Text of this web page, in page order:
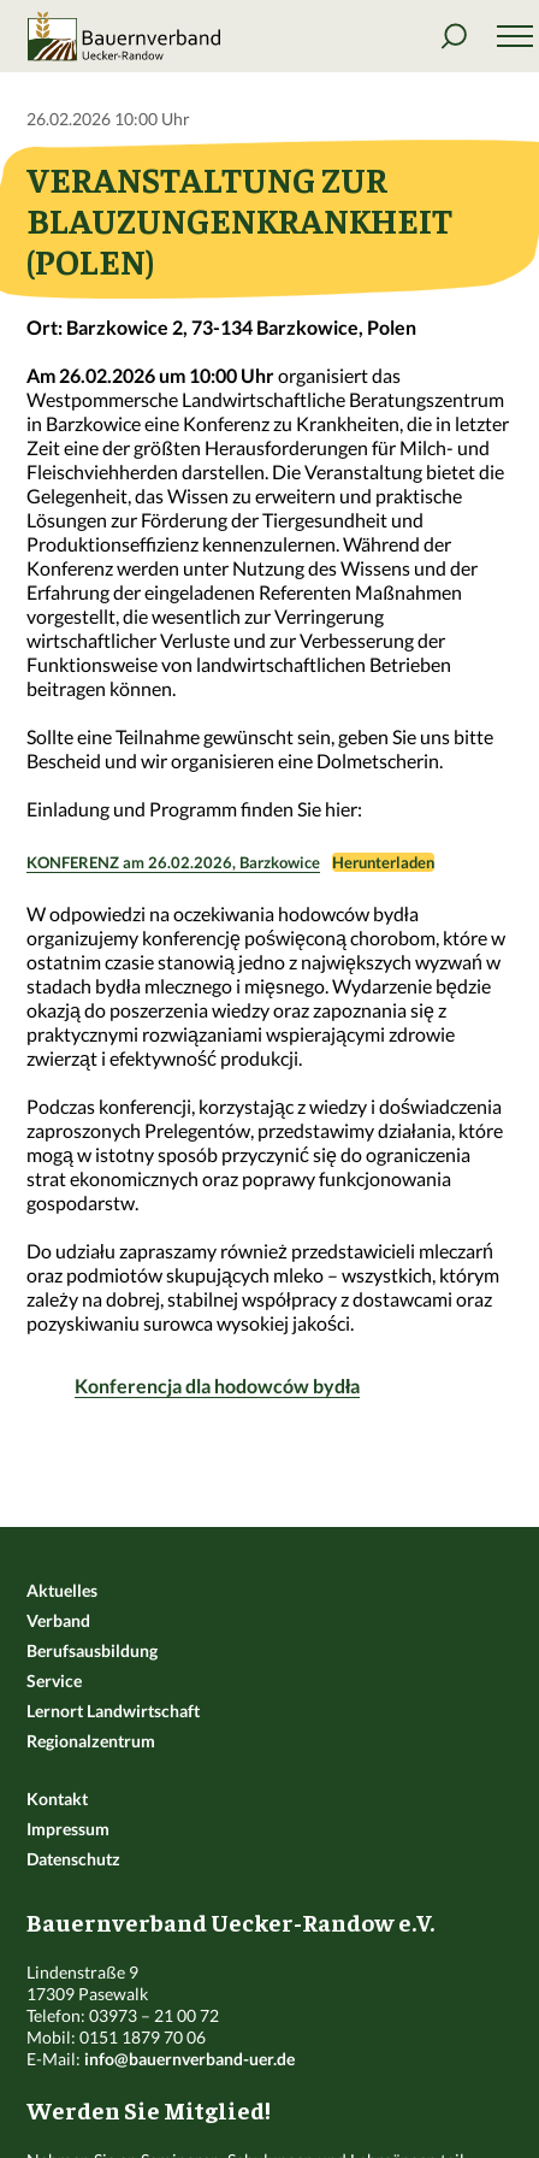
26.02.2026 10:00 Uhr
VERANSTALTUNG ZUR
BLAUZUNGENKRANKHEIT
(POLEN)
Ort: Barzkowice 2, 73-134 Barzkowice, Polen
Am 26.02.2026 um 10:00 Uhrorganisiert das
Westpommersche Landwirtschaftliche Beratungszentrum
in Barzkowice eine Konferenz zu Krankheiten, die in letzter
Zeit eine der größten Herausforderungen für Milch- und
Fleischviehherden darstellen. Die Veranstaltung bietet die
Gelegenheit, das Wissen zu erweitern und praktische
Lösungen zur Förderung der Tiergesundheit und
Produktionseffizienz kennenzulernen. Während der
Konferenz werden unter Nutzung des Wissens und der
Erfahrung der eingeladenen Referenten Maßnahmen
vorgestellt, die wesentlich zur Verringerung
wirtschaftlicher Verluste und zur Verbesserung der
Funktionsweise von landwirtschaftlichen Betrieben
beitragen können.
Sollte eine Teilnahme gewünscht sein, geben Sie uns bitte
Bescheid und wir organisieren eine Dolmetscherin.
Einladung und Programm finden Sie hier:
KONFERENZ am 26.02.2026, Barzkowice Herunterladen
W odpowiedzi na oczekiwania hodowców bydła
organizujemy konferencję poświęconą chorobom, które w
ostatnim czasie stanowią jedno z największych wyzwań w
stadach bydła mlecznego i mięsnego. Wydarzenie będzie
okazją do poszerzenia wiedzy oraz zapoznania się z
praktycznymi rozwiązaniami wspierającymi zdrowie
zwierząt i efektywność produkcji.
Podczas konferencji, korzystając z wiedzy i doświadczenia
zaproszonych Prelegentów, przedstawimy działania, które
mogą w istotny sposób przyczynić się do ograniczenia
strat ekonomicznych oraz poprawy funkcjonowania
gospodarstw.
Do udziału zapraszamy również przedstawicieli mleczarń
oraz podmiotów skupujących mleko – wszystkich, którym
zależy na dobrej, stabilnej współpracy z dostawcami oraz
pozyskiwaniu surowca wysokiej jakości.
Konferencja dla hodowców bydła
Aktuelles
Verband
Berufsausbildung
Service
Lernort Landwirtschaft
Regionalzentrum
Kontakt
Impressum
Datenschutz
Bauernverband Uecker-Randow e.V.
Lindenstraße 9
17309 Pasewalk
Telefon: 03973 – 21 00 72
Mobil: 0151 1879 70 06
E-Mail:info@bauernverband-uer.de
Werden Sie Mitglied!